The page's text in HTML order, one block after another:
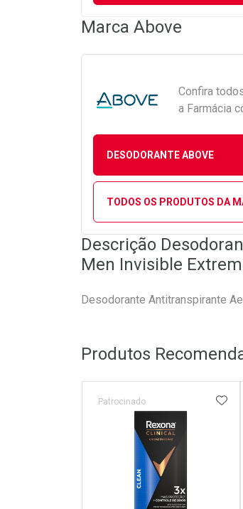
Marca Above
Confira
a Farmácia
DESODORANTE ABOVE
TODOS OS PRODUTOS DA
Descrição
Men Invisible
Desodorante Antitranspirante
Produtos
Patrocinado